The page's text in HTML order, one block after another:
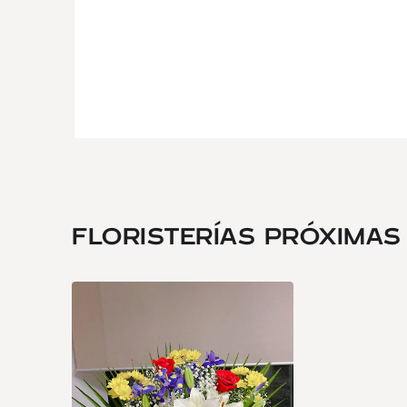
FLORISTERÍAS PRÓXIMAS